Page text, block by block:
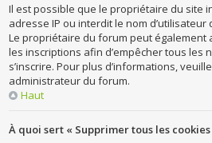
Il est possible que le propriétaire du site
adresse IP ou interdit le nom
Le propriétaire du forum peut également
les inscriptions afin d’empêcher tous les
s’inscrire. Pour plus d’informations,
administrateur du forum.
Haut
À quoi sert « Supprimer tous les